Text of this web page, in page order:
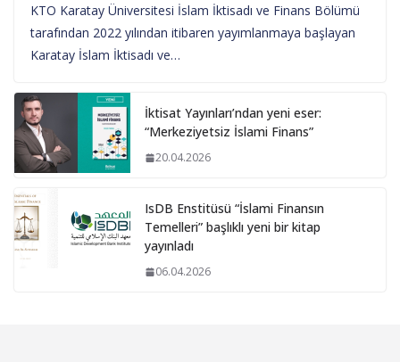
KTO Karatay Üniversitesi İslam İktisadı ve Finans Bölümü
tarafından 2022 yılından itibaren yayımlanmaya başlayan
Karatay İslam İktisadı ve…
İktisat Yayınları’ndan yeni eser:
“Merkeziyetsiz İslami Finans”
20.04.2026
IsDB Enstitüsü “İslami Finansın
Temelleri” başlıklı yeni bir kitap
yayınladı
06.04.2026